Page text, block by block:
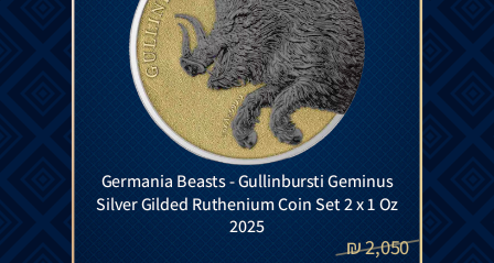
Germania Beasts - Gullinbursti Geminus
Silver Gilded Ruthenium Coin Set 2 x 1 Oz
2025
2,050
₪